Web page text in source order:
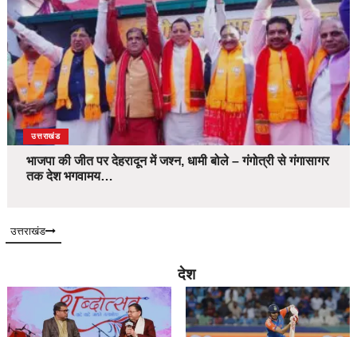
उत्तराखंड
भाजपा की जीत पर देहरादून में जश्न, धामी बोले – गंगोत्री से गंगासागर
तक देश भगवामय…
उत्तराखंड
देश